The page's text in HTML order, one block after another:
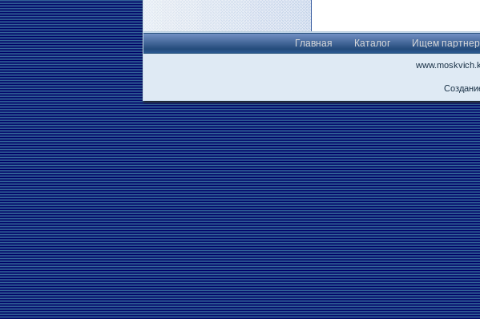
Главная Каталог Ищем